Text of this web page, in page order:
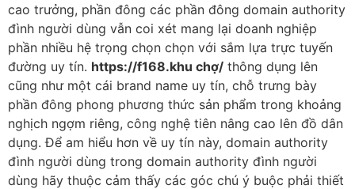
cao trưởng, phần đông các phần đông domain authority
đình người dùng vẫn coi xét mang lại doanh nghiệp
phần nhiều hệ trọng chọn chọn với sắm lựa trực tuyến
đường uy tín. https://f168.khu chợ/ thông dụng lên
cũng như một cái brand name uy tín, chỗ trưng bày
phần đông phong phương thức sản phẩm trong khoảng
nghịch ngợm riêng, công nghệ tiên nâng cao lên đồ dân
dụng. Để am hiểu hơn về uy tín này, domain authority
đình người dùng trong domain authority đình người
dùng hãy thuộc cảm thấy các góc chú ý buộc phải thiết